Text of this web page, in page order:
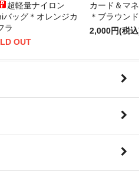
超軽量ナイロン
バッグ＊オレンジカ
ラ
OUT
カード＆マ
＊ブラウン
2,000円(税